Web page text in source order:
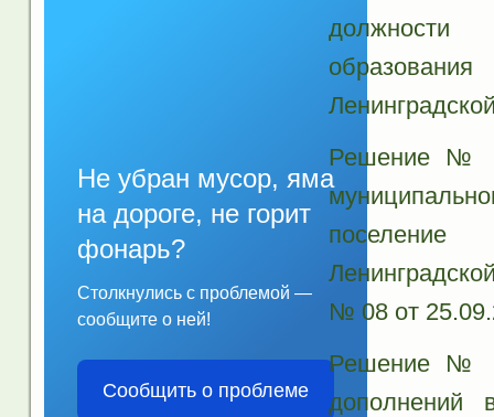
Не убран мусор, яма
на дороге, не горит
фонарь?
Столкнулись с проблемой —
сообщите о ней!
Сообщить о проблеме
должности
Решение №
поселение
№ 08 от
Решение №
дополнений